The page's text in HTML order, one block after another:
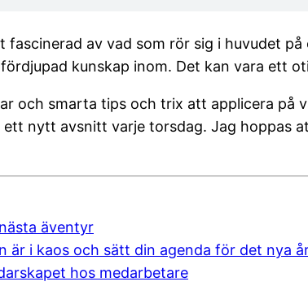
av vad som rör sig i huvudet
kunskap inom. Det kan vara ett
och smarta tips och trix att applicera på
nytt avsnitt varje torsdag. Jag hoppas